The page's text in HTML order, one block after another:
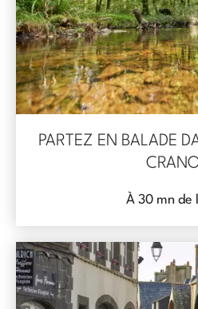
PARTEZ EN BALADE
À 30 mn de